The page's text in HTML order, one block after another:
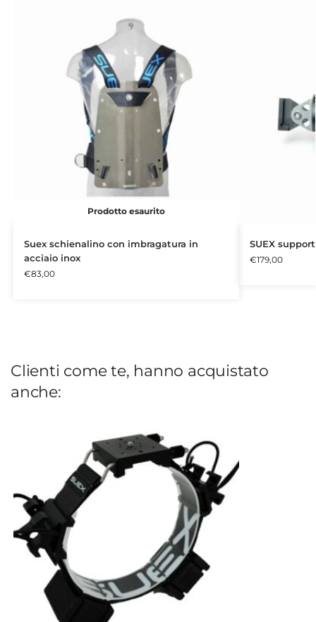
Prodotto esaurito
Suex schienalino con imbragatura in
acciaio inox
€83,00
SUEX
€179,00
Clienti come te, hanno acquistato
anche: